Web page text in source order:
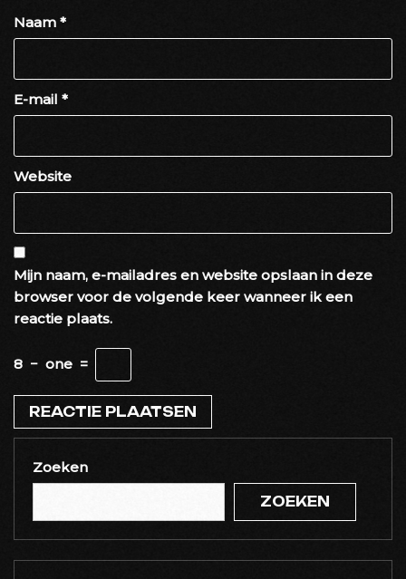
Naam *
E-mail *
Website
Mijn naam, e-mailadres en website opslaan in deze
browser voor de volgende keer wanneer ik een
reactie plaats.
8 − one =
Zoeken
ZOEKEN